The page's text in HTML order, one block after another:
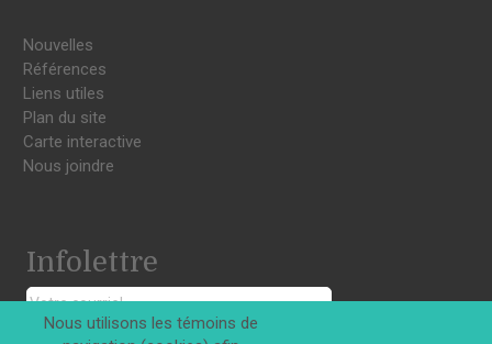
Nouvelles
Références
Liens utiles
Plan du site
Carte interactive
Nous joindre
Infolettre
Nous utilisons les témoins de